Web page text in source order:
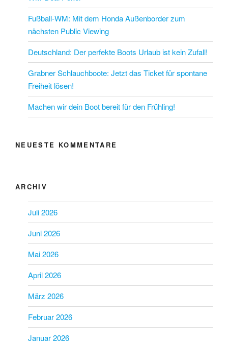
Fußball-WM: Mit dem Honda Außenborder zum
nächsten Public Viewing
Deutschland: Der perfekte Boots Urlaub ist kein Zufall!
Grabner Schlauchboote: Jetzt das Ticket für spontane
Freiheit lösen!
Machen wir dein Boot bereit für den Frühling!
NEUESTE KOMMENTARE
ARCHIV
Juli 2026
Juni 2026
Mai 2026
April 2026
März 2026
Februar 2026
Januar 2026